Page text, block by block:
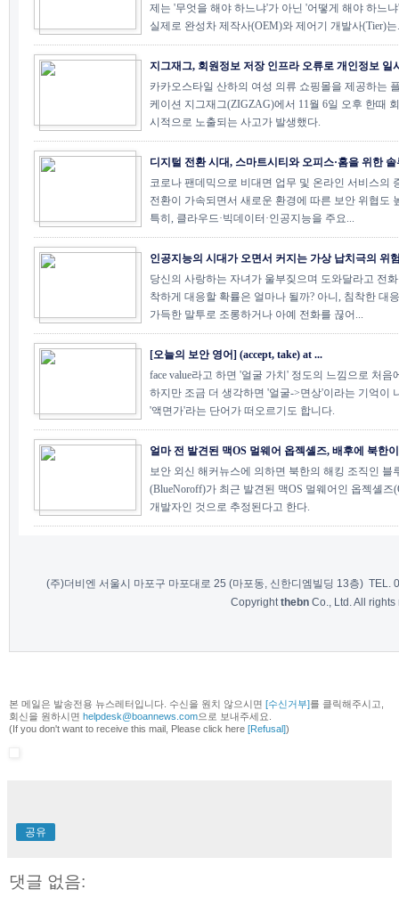
제는 '무엇을 해야 하느냐'가 아닌 '어떻게 해야 하느
실제로 완성차 제작사(OEM)와 제어기 개발사(Tier)는
지그재그, 회원정보 저장 인프라 오류로 개인정보 일
카카오스타일 산하의 여성 의류 쇼핑몰을 제공하는
케이션 지그재그(ZIGZAG)에서 11월 6일 오후 한때
시적으로 노출되는 사고가 발생했다.
디지털 전환 시대, 스마트시티와 오피스·홈을 위한 솔
코로나 팬데믹으로 비대면 업무 및 온라인 서비스의
전환이 가속되면서 새로운 환경에 따른 보안 위협도
특히, 클라우드·빅데이터·인공지능을 주요...
인공지능의 시대가 오면서 커지는 가상 납치극의 위
당신의 사랑하는 자녀가 울부짖으며 도와달라고 전
착하게 대응할 확률은 얼마나 될까? 아니, 침착한 대
가득한 말투로 조롱하거나 아예 전화를 끊어...
[오늘의 보안 영어] (accept, take) at ...
face value라고 하면 '얼굴 가치' 정도의 느낌으로 처음
하지만 조금 더 생각하면 '얼굴->면상'이라는 기억이
'액면가'라는 단어가 떠오르기도 합니다.
얼마 전 발견된 맥OS 멀웨어 옵젝셸즈, 배후에 북한
보안 외신 해커뉴스에 의하면 북한의 해킹 조직인 블
(BlueNoroff)가 최근 발견된 맥OS 멀웨어인 옵젝셸즈
개발자인 것으로 추정된다고 한다.
(주)더비엔 서울시 마포구 마포대로 25 (마포동, 신한디엠빌딩 13층)
Copyright thebn Co., Ltd. All rights
본 메일은 발송전용 뉴스레터입니다. 수신을 원치 않으시면 [수신거부]를 클릭해주시고,
회신을 원하시면 helpdesk@boannews.com으로 보내주세요.
(If you don't want to receive this mail, Please click here [Refusal])
공유
댓글 없음: